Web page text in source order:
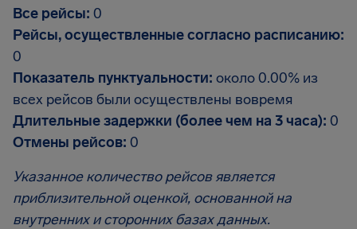
Все рейсы: 0
Рейсы, осуществленные согласно расписанию:
0
Показатель пунктуальности: около 0.00% из
всех рейсов были осуществлены вовремя
Длительные задержки (более чем на 3 часа): 0
Отмены рейсов: 0
Указанное количество рейсов является
приблизительной оценкой, основанной на
внутренних и сторонних базах данных.